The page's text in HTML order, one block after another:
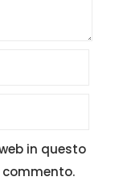
in questo